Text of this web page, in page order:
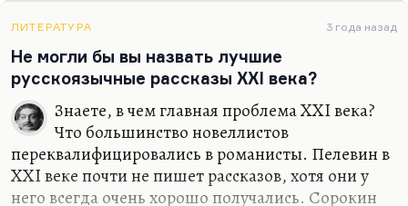
ЛИТЕРАТУРА 3 года назад
Не могли бы вы назвать лучшие
русскоязычные рассказы XXI века?
Знаете, в чем главная проблема XXI века?
Что большинство новеллистов
переквалифицировались в романисты. Пелевин в
XXI веке почти не пишет рассказов, хотя они у
него всегда очень хорошо получались. Сорокин